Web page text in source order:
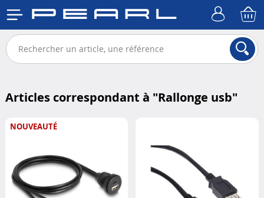
Articles correspondant à "Rallonge usb"
NOUVEAUTÉ